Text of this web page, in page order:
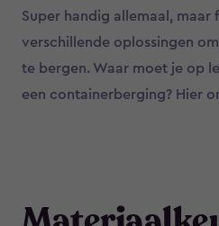
Super handig allemaal, maar
verschillende oplossingen
te bergen. Waar moet je op
een containerberging? Hier